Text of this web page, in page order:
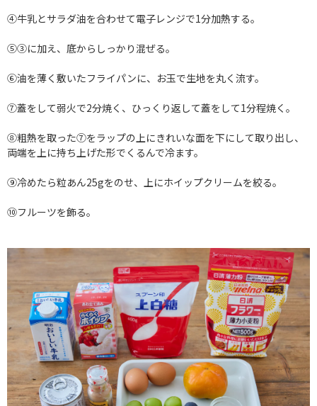
④牛乳とサラダ油を合わせて電子レンジで1分加熱する。
⑤③に加え、底からしっかり混ぜる。
⑥油を薄く敷いたフライパンに、お玉で生地を丸く流す。
⑦蓋をして弱火で2分焼く、ひっくり返して蓋をして1分程焼く。
⑧粗熱を取った⑦をラップの上にきれいな面を下にして取り出し、
両端を上に持ち上げた形でくるんで冷ます。
⑨冷めたら粒あん25gをのせ、上にホイップクリームを絞る。
⑩フルーツを飾る。